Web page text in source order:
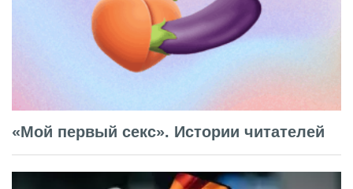
«Мой первый секс». Истории читателей